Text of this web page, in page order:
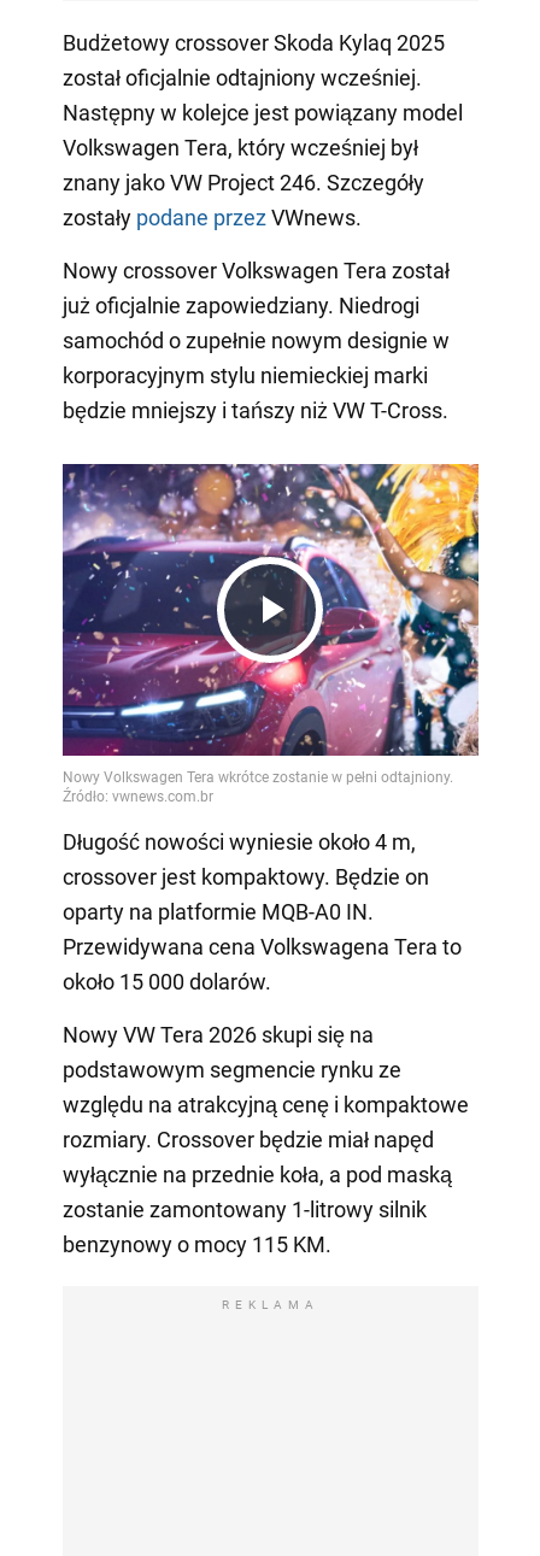
Budżetowy crossover Skoda Kylaq 2025
został oficjalnie odtajniony wcześniej.
Następny w kolejce jest powiązany model
Volkswagen Tera, który wcześniej był
znany jako VW Project 246. Szczegóły
zostały podane przezVWnews.
Nowy crossover Volkswagen Tera został
już oficjalnie zapowiedziany. Niedrogi
samochód o zupełnie nowym designie w
korporacyjnym stylu niemieckiej marki
będzie mniejszy i tańszy niż VW T-Cross.
Play
Video
Długość nowości wyniesie około 4 m,
crossover jest kompaktowy. Będzie on
oparty na platformie MQB-A0 IN.
Przewidywana cena Volkswagena Tera to
około 15 000 dolarów.
Nowy VW Tera 2026 skupi się na
podstawowym segmencie rynku ze
względu na atrakcyjną cenę i kompaktowe
rozmiary. Crossover będzie miał napęd
wyłącznie na przednie koła, a pod maską
zostanie zamontowany 1-litrowy silnik
benzynowy o mocy 115 KM.
REKLAMA